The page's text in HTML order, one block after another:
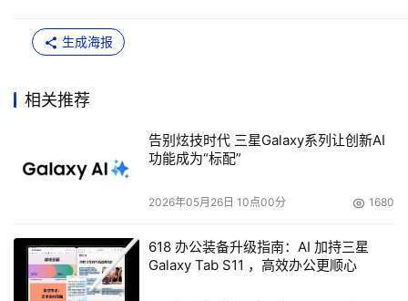
恢复”，保障系统的连续运行。
案，如何在电子政务系统、校园教师/学生数据备份、
盘启动服务，保护用户的EMAIL、WEB、数据库或个
人应用系统免受黑客、病毒、软件故障的破坏。
Neocean的虚拟磁带库VTL方案，如何在电信、金融和
政府大型数据中心，将每天近10小时的备份时间缩短为
1小时以内，大大降低备份和恢复的难度，提高备份可
靠性。
生成海报
相关推荐
告别炫技时代 三星Galaxy系列让创新AI
功能成为“标配”
2026年05月26日 10点00分 1680
618 办公装备升级指南：AI 加持三星
Galaxy Tab S11 ，高效办公更顺心